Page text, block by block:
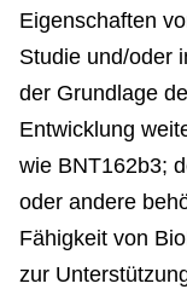
Eigenschaften
Studie und/oder
der Grundlage
Entwicklung
wie BNT162b3;
oder andere
Fähigkeit von
zur